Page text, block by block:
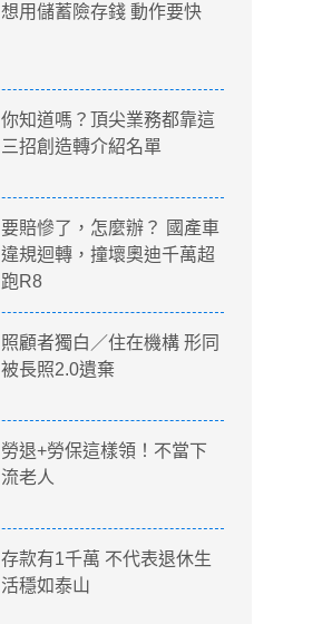
想用儲蓄險存錢 動作要快
你知道嗎？頂尖業務都靠這
三招創造轉介紹名單
要賠慘了，怎麼辦？ 國產車
違規迴轉，撞壞奧迪千萬超
跑R8
照顧者獨白／住在機構 形同
被長照2.0遺棄
勞退+勞保這樣領！不當下
流老人
存款有1千萬 不代表退休生
活穩如泰山